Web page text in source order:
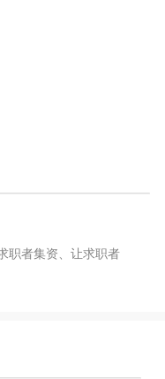
职者集资、让求职者